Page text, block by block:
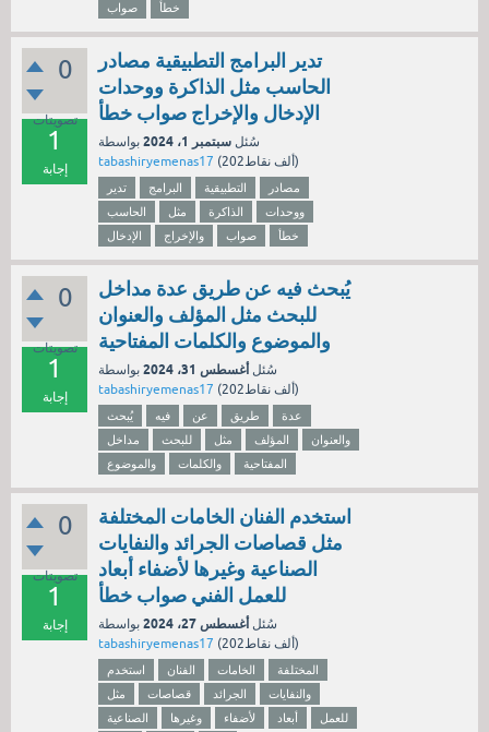
صواب
خطأ
0
تصويتات
1
إجابة
تدير البرامج التطبيقية مصادر
الحاسب مثل الذاكرة ووحدات
الإدخال والإخراج صواب خطأ
سُئل سبتمبر 1، 2024
بواسطة
tabashiryemenas17 ( 202ألف نقاط)
تدير البرامج التطبيقية
مصادر
الحاسب
مثل الذاكرة
ووحدات
الإدخال
والإخراج صواب خطأ
0
تصويتات
1
إجابة
يُبحث فيه عن طريق عدة مداخل
للبحث مثل المؤلف والعنوان
والموضوع والكلمات المفتاحية
سُئل أغسطس 31، 2024
بواسطة
tabashiryemenas17 ( 202ألف نقاط)
يُبحث فيه عن طريق
عدة
مداخل
للبحث مثل المؤلف
والعنوان
والموضوع
والكلمات المفتاحية
0
تصويتات
1
إجابة
استخدم الفنان الخامات المختلفة
مثل قصاصات الجرائد والنفايات
الصناعية وغيرها لأضفاء أبعاد
للعمل الفني صواب خطأ
سُئل أغسطس 27، 2024
بواسطة
tabashiryemenas17 ( 202ألف نقاط)
استخدم الفنان الخامات
المختلفة
مثل
قصاصات الجرائد
والنفايات
الصناعية
وغيرها لأضفاء أبعاد للعمل